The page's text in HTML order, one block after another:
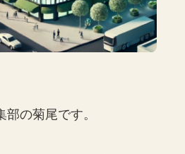
の菊尾です。